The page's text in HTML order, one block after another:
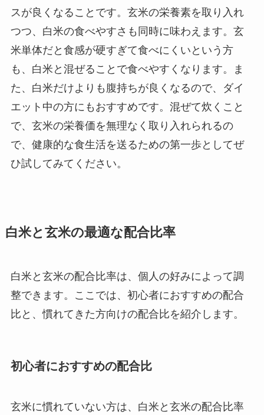
スが良くなることです。玄米の栄養素を取り入れ
つつ、白米の食べやすさも同時に味わえます。玄
米単体だと食感が硬すぎて食べにくいという方
も、白米と混ぜることで食べやすくなります。ま
た、白米だけよりも腹持ちが良くなるので、ダイ
エット中の方にもおすすめです。混ぜて炊くこと
で、玄米の栄養価を無理なく取り入れられるの
で、健康的な食生活を送るための第一歩としてぜ
ひ試してみてください。
白米と玄米の最適な配合比率
白米と玄米の配合比率は、個人の好みによって調
整できます。ここでは、初心者におすすめの配合
比と、慣れてきた方向けの配合比を紹介します。
初心者におすすめの配合比
玄米に慣れていない方は、白米と玄米の配合比率